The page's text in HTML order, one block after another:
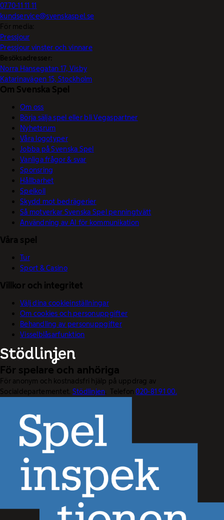
0770-11 11 11
kundservice@svenskaspel.se
För media:
Pressjour
Pressjour vinster och vinnare
Besöksadresser:
Norra Hansegatan 17, Visby
Katarinavägen 15, Stockholm
Om Svenska Spel
Om oss
Börja sälja spel eller bli Vegaspartner
Nyhetsrum
Våra logotyper
Jobba på Svenska Spel
Vanliga frågor & svar
Sponsring
Hållbarhet
Spelkoll
Skydd mot bedrägerier
Så motverkar Svenska Spel penningtvätt
Användning av AI för kommunikation
Våra spel
Tur
Sport & Casino
Villkor och integritet
Välj dina cookieinställningar
Om cookies och personuppgifter
Behandling av personuppgifter
Visselblåsarfunktion
För spelare och anhöriga
För anonym och kostnadsfri hjälp på uppdrag av
Socialdepartementet. Stödlinjen. Telefon020-81 91 00.